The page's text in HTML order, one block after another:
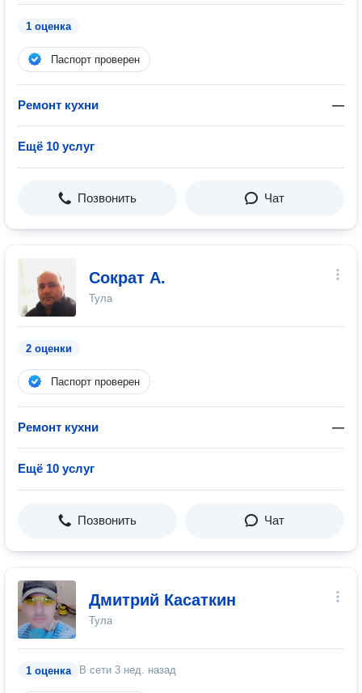
1 оценка
Паспорт проверен
Ремонт кухни —
Ещё 10 услуг
Позвонить Чат
Сократ А.
Тула
2 оценки
Паспорт проверен
Ремонт кухни —
Ещё 10 услуг
Позвонить Чат
Дмитрий Касаткин
Тула
1 оценка В сети 3 нед. назад